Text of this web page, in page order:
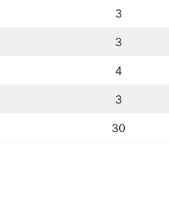
3
3
4
3
30